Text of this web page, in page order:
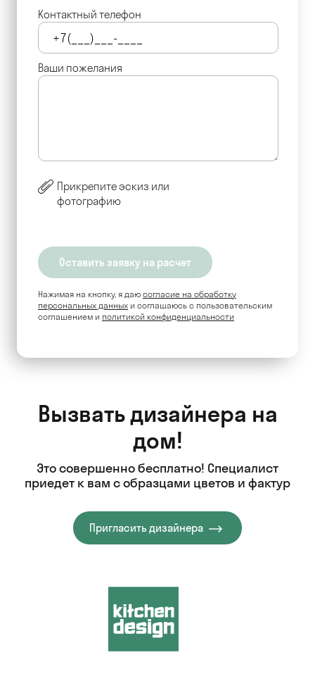
Контактный телефон
Ваши пожелания
Прикрепите эскиз или
фотографию
Нажимая на кнопку, я даю согласие на обработку
персональных данных и соглашаюсь c пользовательским
соглашением и политикой конфиденциальности
Вызвать дизайнера на
дом!
Это совершенно бесплатно! Специалист
приедет к вам с образцами цветов и фактур
Пригласить дизайнера